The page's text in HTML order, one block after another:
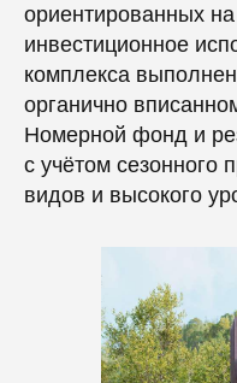
ориентированных
инвестиционное
комплекса
органично
Номерной фонд и
с учётом сезонного
видов и высокого